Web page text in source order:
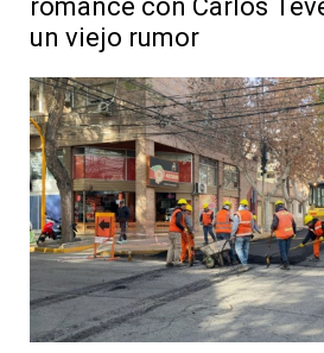
romance con Carlos
un viejo rumor